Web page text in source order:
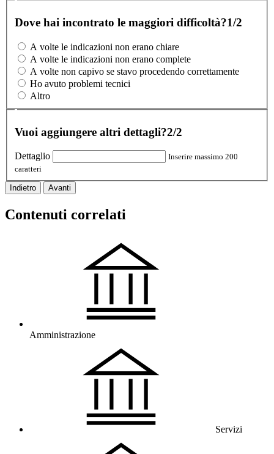
Dove hai incontrato le maggiori difficoltà?1/2
A volte le indicazioni non erano chiare
A volte le indicazioni non erano complete
A volte non capivo se stavo procedendo correttamente
Ho avuto problemi tecnici
Altro
Vuoi aggiungere altri dettagli?2/2
Dettaglio
Inserire massimo 200
caratteri
Indietro Avanti
Contenuti correlati
Amministrazione
Servizi